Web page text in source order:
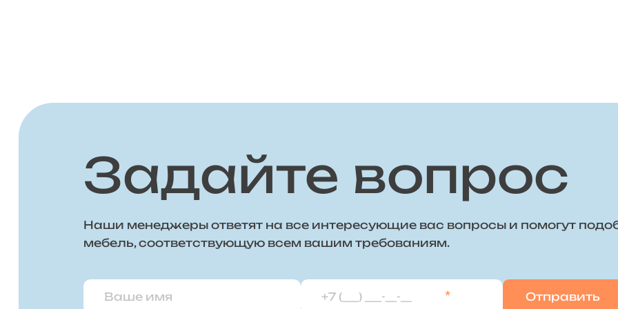
Задайте вопрос
Наши менеджеры ответят на все интересующие вас вопросы и помогут
мебель, соответствующую всем вашим требованиям.
*